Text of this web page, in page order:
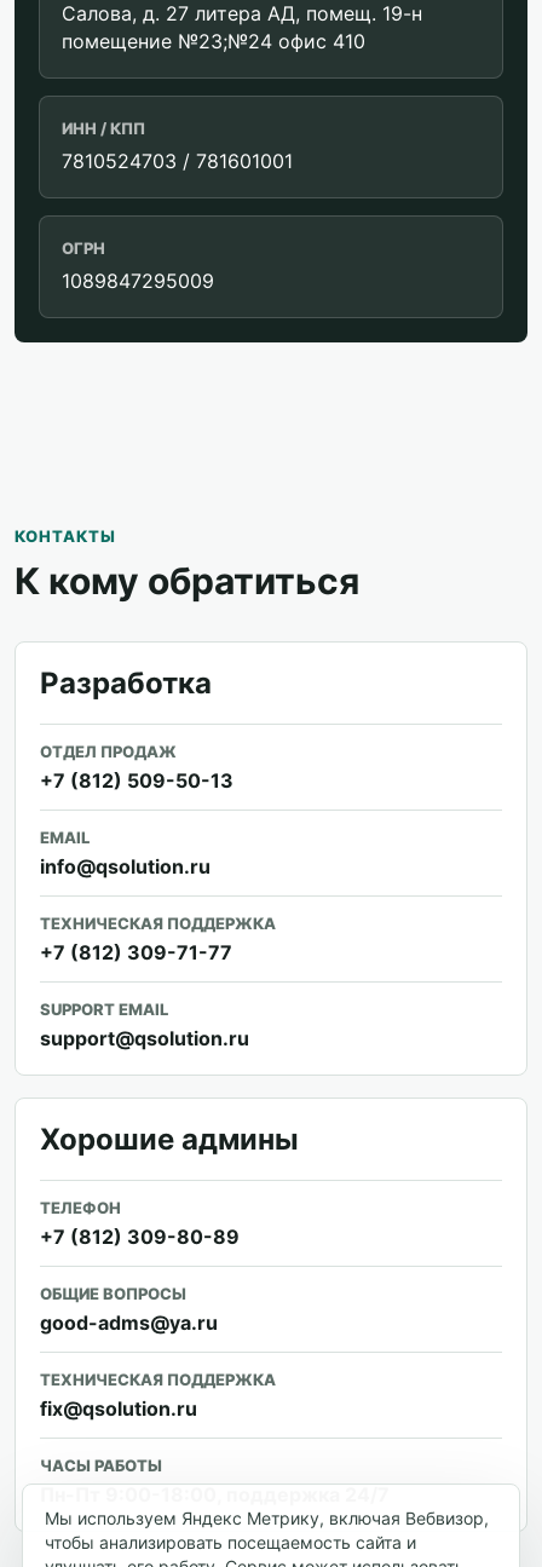
Салова, д. 27 литера АД, помещ. 19-н
помещение №23;№24 офис 410
ИНН / КПП
7810524703 / 781601001
ОГРН
1089847295009
КОНТАКТЫ
К кому обратиться
Разработка
ОТДЕЛ ПРОДАЖ
+7 (812) 509-50-13
EMAIL
info@qsolution.ru
ТЕХНИЧЕСКАЯ ПОДДЕРЖКА
+7 (812) 309-71-77
SUPPORT EMAIL
support@qsolution.ru
Хорошие админы
ТЕЛЕФОН
+7 (812) 309-80-89
ОБЩИЕ ВОПРОСЫ
good-adms@ya.ru
ТЕХНИЧЕСКАЯ ПОДДЕРЖКА
fix@qsolution.ru
ЧАСЫ РАБОТЫ
Мы используем Яндекс Метрику, включая Вебвизор,
чтобы анализировать посещаемость сайта и